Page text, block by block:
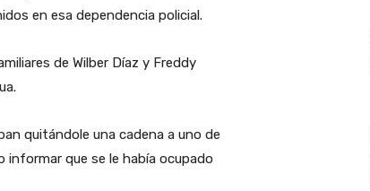
en esa dependencia policial.
de Wilber Díaz y Freddy
quitándole una cadena a uno de
informar que se le había ocupado